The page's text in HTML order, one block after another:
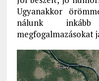
Ugyanakkor
nálunk
megfogalmazásokat